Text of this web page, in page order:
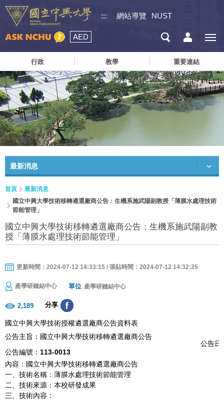
::: 網站導覽 NUST
AED
行政 教學 重要連結
最新消息
首頁
最新消息
國立中興大學技術移轉遴選廠商公告：生機系施武陽副教授「薄膜水處理技術
節能管理」
國立中興大學技術移轉遴選廠商公告：生機系施武陽副教
授「薄膜水處理技術節能管理」
更新時間：2024-07-12 14:33:15 / 張貼時間：2024-07-12 14:32:25
產學研鏈結中心 單位 產學研鏈結中心
2,189 分享
國立中興大學技術授權遴選廠商公告資料表
公告主旨：國立中興大學技術移轉遴選廠商公告
公告日
公告編號： 113-0013
內容：國立中興大學技術移轉遴選廠商公告
一、技術名稱：薄膜水處理技術節能管理
二、技術來源：本校研發成果
三、技術內容：